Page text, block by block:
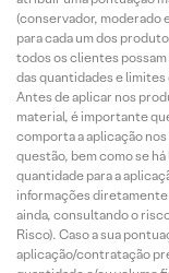
(conservador, moderado
para cada um dos
todos os clientes
das quantidades e
Antes de aplicar nos
material, é importante
comporta a aplicação
questão, bem como se
quantidade para a
informações diretamente
ainda, consultando o
Risco). Caso a sua
aplicação/contratação